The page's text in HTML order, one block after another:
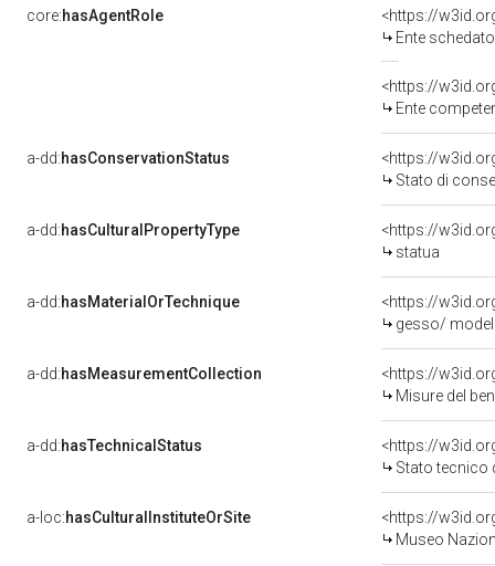
core:hasAgentRole
<https://
Ente schedatore del bene
<https://
Ente
a-dd:hasConservationStatus
<https://
Stato di
a-dd:hasCulturalPropertyType
<https://
statua
a-dd:hasMaterialOrTechnique
<https://
gesso/
a-dd:hasMeasurementCollection
<https://
Misure del
a-dd:hasTechnicalStatus
<https://
Stato tecnico
a-loc:hasCulturalInstituteOrSite
<https://
Museo